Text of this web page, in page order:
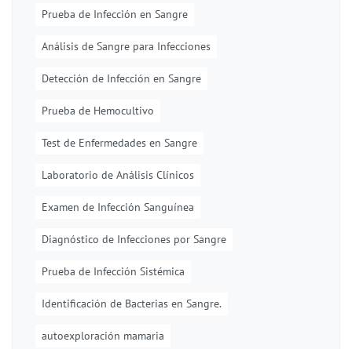
Prueba de Infección en Sangre
Análisis de Sangre para Infecciones
Detección de Infección en Sangre
Prueba de Hemocultivo
Test de Enfermedades en Sangre
Laboratorio de Análisis Clínicos
Examen de Infección Sanguínea
Diagnóstico de Infecciones por Sangre
Prueba de Infección Sistémica
Identificación de Bacterias en Sangre.
autoexploración mamaria